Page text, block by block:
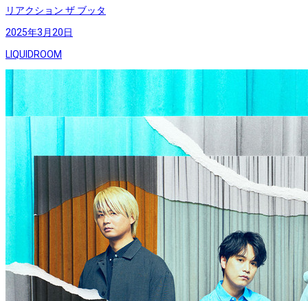
リアクション ザ ブッタ
2025年3月20日
LIQUIDROOM